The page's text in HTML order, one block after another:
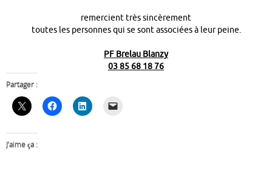
remercient très sincèrement
toutes les personnes qui se sont associées à leur peine.
PF Brelau Blanzy
03 85 68 18 76
Partager :
J’aime ça :